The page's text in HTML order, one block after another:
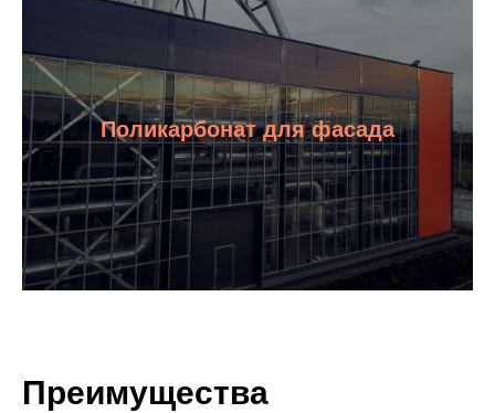
Поликарбонат для фасада
Преимущества